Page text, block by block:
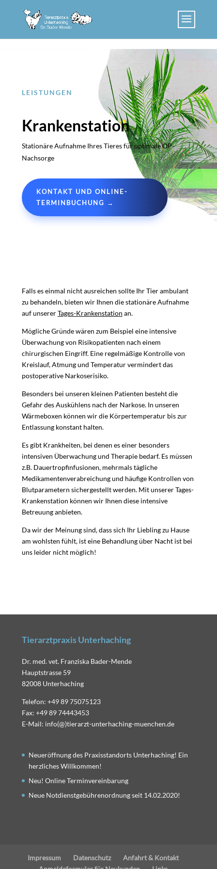
LEISTUNGEN
Krankenstation
Stationäre Aufnahme Ihres Tieres für optimale OP-
Nachsorge
KONTAKT UND ONLINE-
TERMINBUCHUNG →
Falls es einmal nicht ausreichen sollte Ihr Tier ambulant
zu behandeln, bieten wir Ihnen die stationäre Aufnahme
auf unsererTages-Krankenstation an.
Mögliche Gründe wären zum Beispiel eine intensive
Überwachung von Risikopatienten nach einem
chirurgischen Eingriff. Eine regelmäßige Kontrolle von
Kreislauf, Atmung und Temperatur vermindert das
postoperative Narkoserisiko.
Besonders bei unseren kleinen Patienten besteht die
Gefahr des Auskühlens nach der Narkose. In unseren
Wärmeboxen können wir die Körpertemperatur bis zur
Entlassung konstant halten.
Es gibt Krankheiten, bei denen es einer besonders
intensiven Überwachung und Therapie bedarf. Es müssen
z.B. Dauertropfinfusionen, mehrmals tägliche
Medikamentenverabreichung und häufige Kontrollen von
Blutparametern sichergestellt werden. Mit unserer Tages-
Krankenstation können wir Ihnen diese intensive
Betreuung anbieten.
Da wir der Meinung sind, dass sich Ihr Liebling zu Hause
am wohlsten fühlt, ist eine Behandlung über Nacht ist bei
uns leider nicht möglich!
Tierarztpraxis Unterhaching
Dr. med. vet. Franziska Bader-Mende
Hauptstrasse 59
82008 Unterhaching
Telefon: +49 89 75075123
Fax: +49 89 74443453
E-Mail: info(@)tierarzt-unterhaching-muenchen.de
Neueröffnung des Praxisstandorts Unterhaching! Ein
herzliches Willkommen!
Neu! Online Terminvereinbarung
Neue Notdienstgebührenordnung seit 14.02.2020!
Impressum Datenschutz
Anfahrt & Kontakt